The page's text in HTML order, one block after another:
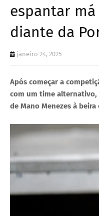
espantar
diante da
janeiro 24, 2025
Após começar a
com um time alternativo,
de Mano Menezes à